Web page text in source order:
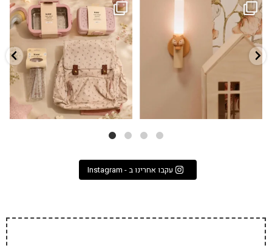
✨ חוזרים למסגרת בסטייל! ✨
הקולקציה החדשה...
9 4
גם פריט עיצובי לחדר, גם מנורת לילה
...
3 0
עקבו אחרינו ב - Instagram